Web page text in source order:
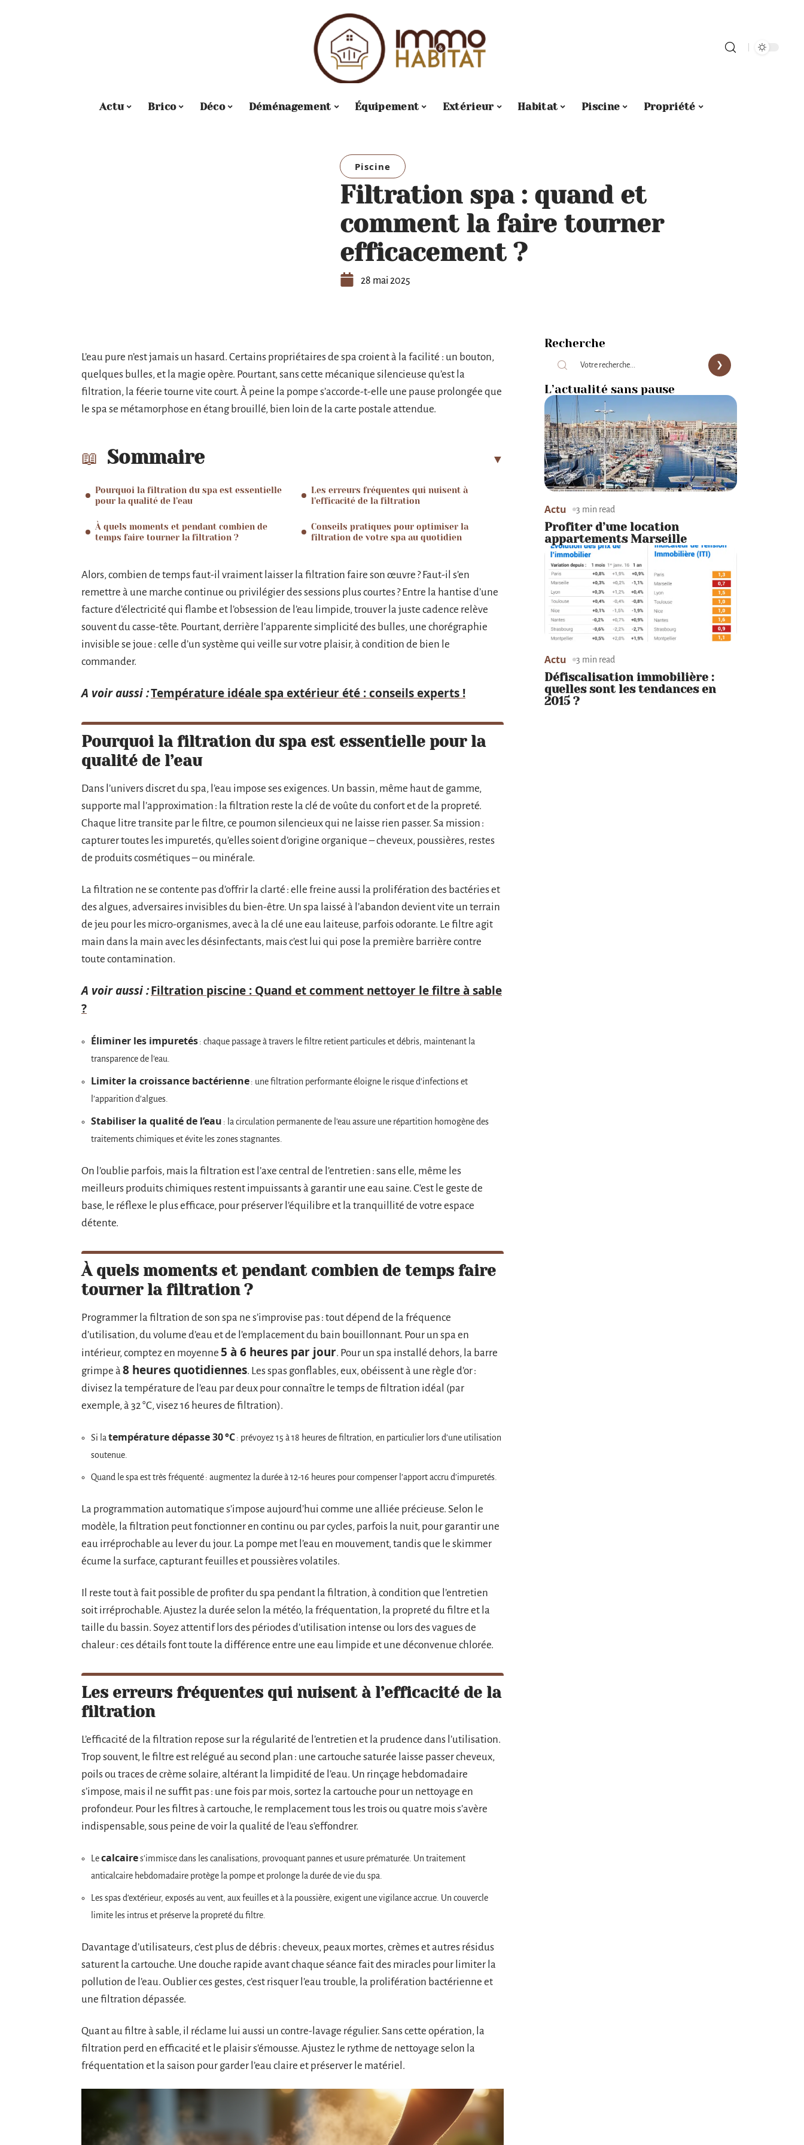
Actu Brico Déco Déménagement Équipement Extérieur Habitat Piscine Propriété
Piscine
Filtration spa : quand et
comment la faire tourner
efficacement ?
28 mai 2025
L’eau pure n’est jamais un hasard. Certains propriétaires de spa croient à la facilité : un bouton,
quelques bulles, et la magie opère. Pourtant, sans cette mécanique silencieuse qu’est la
filtration, la féerie tourne vite court. À peine la pompe s’accorde-t-elle une pause prolongée que
le spa se métamorphose en étang brouillé, bien loin de la carte postale attendue.
Sommaire
Pourquoi la filtration du spa est essentielle
pour la qualité de l’eau
À quels moments et pendant combien de
temps faire tourner la filtration ?
Les erreurs fréquentes qui nuisent à
l’efficacité de la filtration
Conseils pratiques pour optimiser la
filtration de votre spa au quotidien
Alors, combien de temps faut-il vraiment laisser la filtration faire son œuvre ? Faut-il s’en
remettre à une marche continue ou privilégier des sessions plus courtes ? Entre la hantise d’une
facture d’électricité qui flambe et l’obsession de l’eau limpide, trouver la juste cadence relève
souvent du casse-tête. Pourtant, derrière l’apparente simplicité des bulles, une chorégraphie
invisible se joue : celle d’un système qui veille sur votre plaisir, à condition de bien le
commander.
A voir aussi :Température idéale spa extérieur été : conseils experts !
Pourquoi la filtration du spa est essentielle pour la
qualité de l’eau
Dans l’univers discret du spa, l’eau impose ses exigences. Un bassin, même haut de gamme,
supporte mal l’approximation : la filtration reste la clé de voûte du confort et de la propreté.
Chaque litre transite par le filtre, ce poumon silencieux qui ne laisse rien passer. Sa mission :
capturer toutes les impuretés, qu’elles soient d’origine organique – cheveux, poussières, restes
de produits cosmétiques – ou minérale.
La filtration ne se contente pas d’offrir la clarté : elle freine aussi la prolifération des bactéries et
des algues, adversaires invisibles du bien-être. Un spa laissé à l’abandon devient vite un terrain
de jeu pour les micro-organismes, avec à la clé une eau laiteuse, parfois odorante. Le filtre agit
main dans la main avec les désinfectants, mais c’est lui qui pose la première barrière contre
toute contamination.
A voir aussi :Filtration piscine : Quand et comment nettoyer le filtre à sable
?
Éliminer les impuretés: chaque passage à travers le filtre retient particules et débris, maintenant la
transparence de l’eau.
Limiter la croissance bactérienne: une filtration performante éloigne le risque d’infections et
l’apparition d’algues.
Stabiliser la qualité de l’eau : la circulation permanente de l’eau assure une répartition homogène des
traitements chimiques et évite les zones stagnantes.
On l’oublie parfois, mais la filtration est l’axe central de l’entretien : sans elle, même les
meilleurs produits chimiques restent impuissants à garantir une eau saine. C’est le geste de
base, le réflexe le plus efficace, pour préserver l’équilibre et la tranquillité de votre espace
détente.
À quels moments et pendant combien de temps faire
tourner la filtration ?
Programmer la filtration de son spa ne s’improvise pas : tout dépend de la fréquence
d’utilisation, du volume d’eau et de l’emplacement du bain bouillonnant. Pour un spa en
intérieur, comptez en moyenne 5 à 6 heures par jour. Pour un spa installé dehors, la barre
grimpe à 8 heures quotidiennes. Les spas gonflables, eux, obéissent à une règle d’or :
divisez la température de l’eau par deux pour connaître le temps de filtration idéal (par
exemple, à 32 °C, visez 16 heures de filtration).
Si la température dépasse 30 °C: prévoyez 15 à 18 heures de filtration, en particulier lors d’une utilisation
soutenue.
Quand le spa est très fréquenté : augmentez la durée à 12-16 heures pour compenser l’apport accru d’impuretés.
La programmation automatique s’impose aujourd’hui comme une alliée précieuse. Selon le
modèle, la filtration peut fonctionner en continu ou par cycles, parfois la nuit, pour garantir une
eau irréprochable au lever du jour. La pompe met l’eau en mouvement, tandis que le skimmer
écume la surface, capturant feuilles et poussières volatiles.
Il reste tout à fait possible de profiter du spa pendant la filtration, à condition que l’entretien
soit irréprochable. Ajustez la durée selon la météo, la fréquentation, la propreté du filtre et la
taille du bassin. Soyez attentif lors des périodes d’utilisation intense ou lors des vagues de
chaleur : ces détails font toute la différence entre une eau limpide et une déconvenue chlorée.
Les erreurs fréquentes qui nuisent à l’efficacité de la
filtration
L’efficacité de la filtration repose sur la régularité de l’entretien et la prudence dans l’utilisation.
Trop souvent, le filtre est relégué au second plan : une cartouche saturée laisse passer cheveux,
poils ou traces de crème solaire, altérant la limpidité de l’eau. Un rinçage hebdomadaire
s’impose, mais il ne suffit pas : une fois par mois, sortez la cartouche pour un nettoyage en
profondeur. Pour les filtres à cartouche, le remplacement tous les trois ou quatre mois s’avère
indispensable, sous peine de voir la qualité de l’eau s’effondrer.
Lecalcaires’immisce dans les canalisations, provoquant pannes et usure prématurée. Un traitement
anticalcaire hebdomadaire protège la pompe et prolonge la durée de vie du spa.
Les spas d’extérieur, exposés au vent, aux feuilles et à la poussière, exigent une vigilance accrue. Un couvercle
limite les intrus et préserve la propreté du filtre.
Davantage d’utilisateurs, c’est plus de débris : cheveux, peaux mortes, crèmes et autres résidus
saturent la cartouche. Une douche rapide avant chaque séance fait des miracles pour limiter la
pollution de l’eau. Oublier ces gestes, c’est risquer l’eau trouble, la prolifération bactérienne et
une filtration dépassée.
Quant au filtre à sable, il réclame lui aussi un contre-lavage régulier. Sans cette opération, la
filtration perd en efficacité et le plaisir s’émousse. Ajustez le rythme de nettoyage selon la
fréquentation et la saison pour garder l’eau claire et préserver le matériel.
Recherche
L’actualité sans pause
Actu 3 min read
Profiter d’une location
appartements Marseille
Actu 3 min read
Défiscalisation immobilière :
quelles sont les tendances en
2015 ?